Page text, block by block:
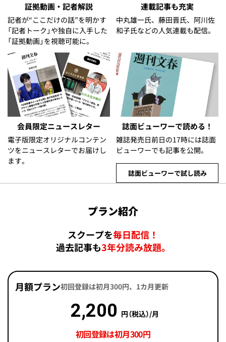
証拠動画・記者解説
記者が“ここだけの話”を明かす
「記者トーク」や独自に入手した
「証拠動画」を視聴可能に。
連載記事も充実
中丸雄一氏、藤田晋氏、阿川佐
和子氏などの人気連載も配信。
会員限定ニュースレター
電子版限定オリジナルコンテン
ツをニュースレターでお届けし
ます。
誌面ビューワーで読める！
雑誌発売日前日の17時には誌面
ビューワーでも記事を公開。
誌面ビューワーで試し読み
プラン紹介
スクープを毎日配信！
過去記事も3年分読み放題。
月額プラン初回登録は初月300円、1カ月更新
2,200 円（税込）/月
初回登録は初月300円